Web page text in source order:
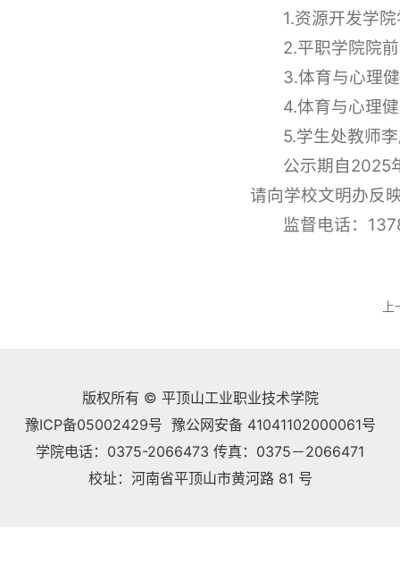
1.资源开发学
2.平职学院院
3.体育与心理
4.体育与心理
5.学生处教师
公示期自2025
请向学校文明办反
监督电话：
版权所有 © 平顶山工业职业技术学院
豫ICP备05002429号 豫公网安备 41041102000061号
学院电话：0375-2066473 传真：0375－2066471
校址：河南省平顶山市黄河路 81 号